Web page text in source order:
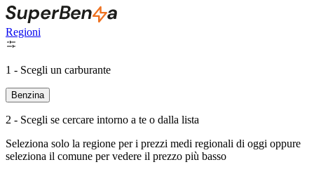
Regioni
1 - Scegli un carburante
Benzina
2 - Scegli se cercare intorno a te o dalla lista
Seleziona solo la regione per i prezzi medi regionali di oggi oppure
seleziona il comune per vedere il prezzo più basso